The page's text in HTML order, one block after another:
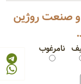
صنعت روژین
نامرغوب